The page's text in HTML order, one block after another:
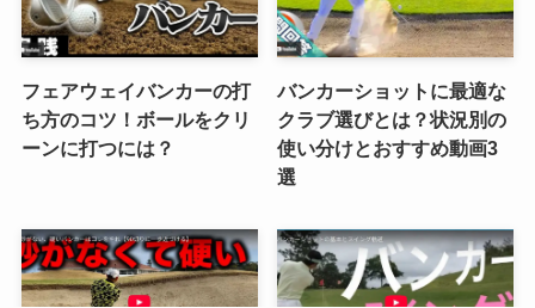
フェアウェイバンカーの打
ち方のコツ！ボールをクリ
ーンに打つには？
バンカーショットに最適な
クラブ選びとは？状況別の
使い分けとおすすめ動画3
選